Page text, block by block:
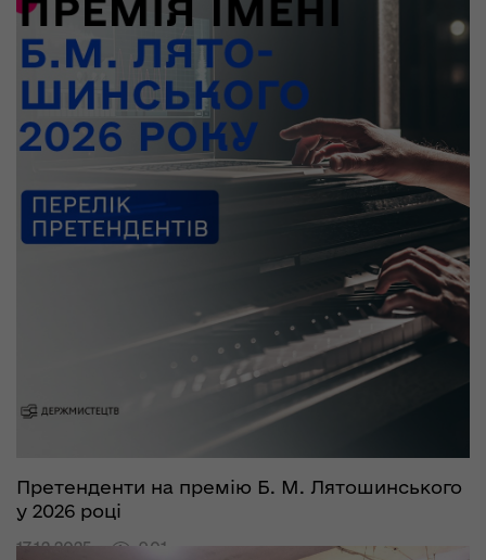
Претенденти на премію Б. М. Лятошинського
у 2026 році
17.12.2025 901